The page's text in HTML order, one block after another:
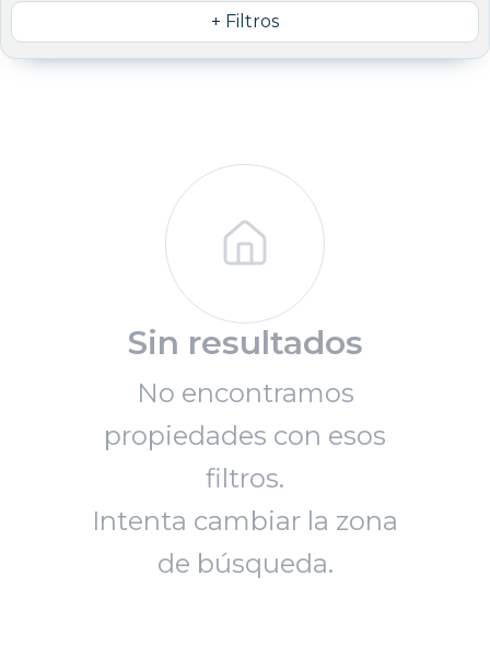
+ Filtros
Sin resultados
No encontramos
propiedades con esos
filtros.
Intenta cambiar la zona
de búsqueda.